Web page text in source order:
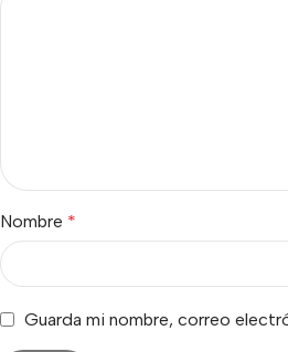
Nombre *
Guarda mi nombre, correo